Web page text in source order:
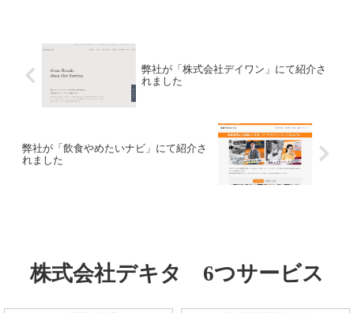
弊社が「株式会社デイワン」にて紹介さ
れました
弊社が「飲食やめたいナビ」にて紹介さ
れました
株式会社デキタ 6つサービス